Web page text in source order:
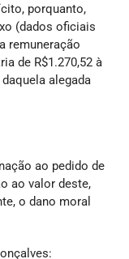
porquanto,
(dados oficiais
remuneração
de R$1.270,52 à
alegada
ao pedido de
ao valor deste,
o dano moral